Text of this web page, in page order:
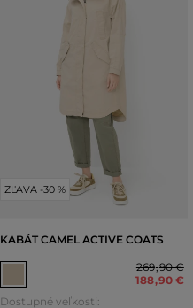
ZĽAVA -30 %
KABÁT CAMEL ACTIVE COATS
269,90 €
188,90 €
Dostupné veľkosti: